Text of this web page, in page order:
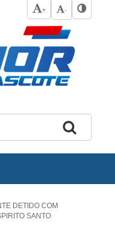
+ -
DETIDO COM
SANTO